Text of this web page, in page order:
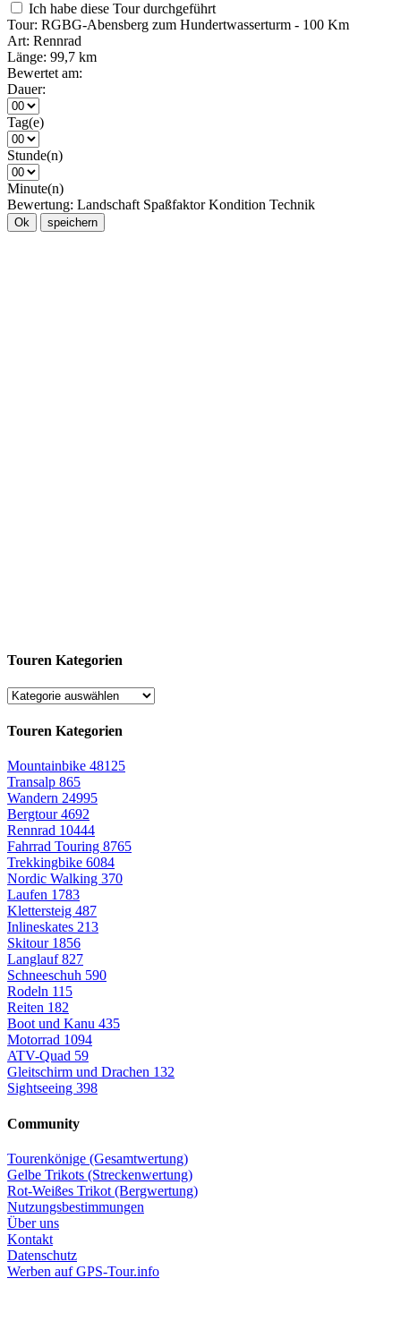
Ich habe diese Tour durchgeführt
Tour: RGBG-Abensberg zum Hundertwasserturm - 100 Km
Art: Rennrad
Länge: 99,7 km
Bewertet am:
Dauer:
Tag(e)
Stunde(n)
Minute(n)
Bewertung: Landschaft Spaßfaktor Kondition Technik
Ok speichern
Touren Kategorien
Touren Kategorien
Mountainbike 48125
Transalp 865
Wandern 24995
Bergtour4692
Rennrad 10444
Fahrrad Touring 8765
Trekkingbike 6084
Nordic Walking 370
Laufen 1783
Klettersteig 487
Inlineskates 213
Skitour 1856
Langlauf827
Schneeschuh 590
Rodeln 115
Reiten 182
Boot und Kanu 435
Motorrad 1094
ATV-Quad 59
Gleitschirm und Drachen 132
Sightseeing 398
Community
Tourenkönige (Gesamtwertung)
Gelbe Trikots (Streckenwertung)
Rot-Weißes Trikot (Bergwertung)
Nutzungsbestimmungen
Über uns
Kontakt
Datenschutz
Werben auf GPS-Tour.info